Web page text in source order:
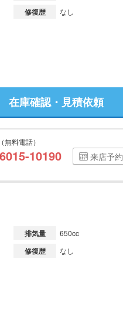
修復歴 なし
在庫確認・見積依頼
無料電話）
10190 来店予約
排気量 650cc
修復歴 なし